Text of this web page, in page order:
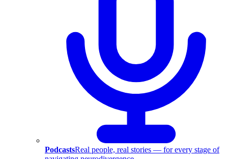
PodcastsReal people, real stories — for every stage of